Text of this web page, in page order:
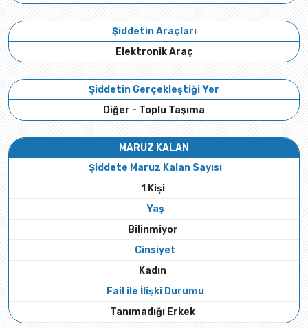
Şiddetin Araçları
Elektronik Araç
Şiddetin Gerçekleştiği Yer
Diğer - Toplu Taşıma
MARUZ KALAN
Şiddete Maruz Kalan Sayısı
1 Kişi
Yaş
Bilinmiyor
Cinsiyet
Kadın
Fail ile İlişki Durumu
Tanımadığı Erkek